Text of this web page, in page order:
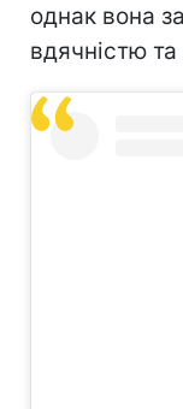
однак вона
вдячністю